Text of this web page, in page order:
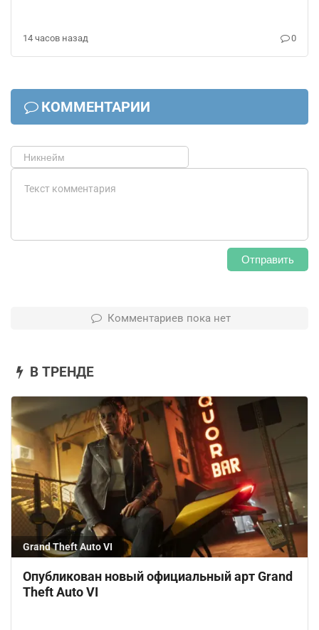
14 часов назад 0
КОММЕНТАРИИ
Отправить
Комментариев пока нет
В ТРЕНДЕ
Grand Theft Auto VI
Опубликован новый официальный арт Grand
Theft Auto VI